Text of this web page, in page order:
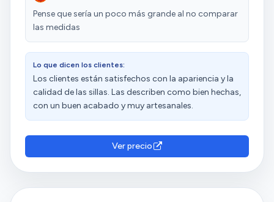
Pense que sería un poco más grande al no comparar
las medidas
Lo que dicen los clientes:
Los clientes están satisfechos con la apariencia y la
calidad de las sillas. Las describen como bien hechas,
con un buen acabado y muy artesanales.
Ver precio